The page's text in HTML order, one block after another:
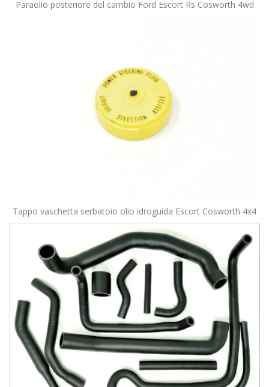
Paraolio posteriore del cambio Ford Escort Rs Cosworth 4wd
Tappo vaschetta serbatoio olio idroguida Escort Cosworth 4x4